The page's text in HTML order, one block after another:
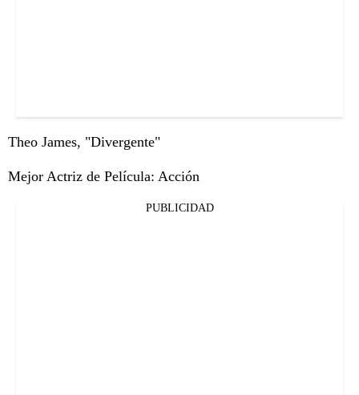
Theo James, "Divergente"
Mejor Actriz de Película: Acción
PUBLICIDAD